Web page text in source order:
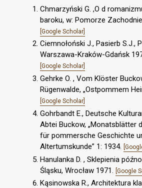
Chmarzyński G. ,O d
baroku, w: Pomorze
[Google Scholar]
Сiemnołoński J., Pasierb S.J.,
Warszawa-Kraków-Gdańsk
[Google Scholar]
Gehrke O. , Vom Klöster
Rügenwalde, „Ostpommem
[Google Scholar]
Gohrbandt E., Deutsche
Abtei Buckow, „Monatsblätter
für pommersche Geschichte
Altertumskunde” 1: 1934.
Hanulanka D. , Sklepienia
Śląsku, Wrocław 1971.
[Google
Kąsinowska R., Architektura